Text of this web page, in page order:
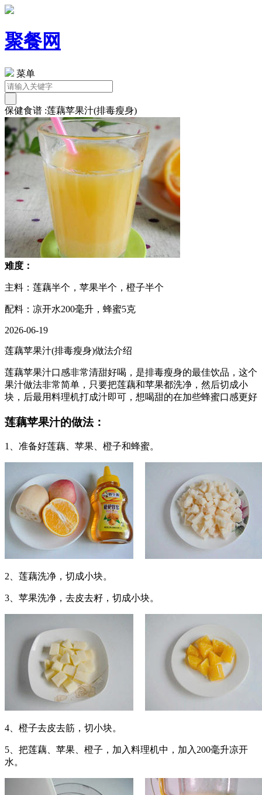
聚餐网
菜单
保健食谱 :莲藕苹果汁(排毒瘦身)
难度：
主料：莲藕半个，苹果半个，橙子半个
配料：凉开水200毫升，蜂蜜5克
2026-06-19
莲藕苹果汁(排毒瘦身)做法介绍
莲藕苹果汁口感非常清甜好喝，是排毒瘦身的最佳饮品，这个
果汁做法非常简单，只要把莲藕和苹果都洗净，然后切成小
块，后最用料理机打成汁即可，想喝甜的在加些蜂蜜口感更好
莲藕苹果汁的做法：
1、准备好莲藕、苹果、橙子和蜂蜜。
2、莲藕洗净，切成小块。
3、苹果洗净，去皮去籽，切成小块。
4、橙子去皮去筋，切小块。
5、把莲藕、苹果、橙子，加入料理机中，加入200毫升凉开
水。